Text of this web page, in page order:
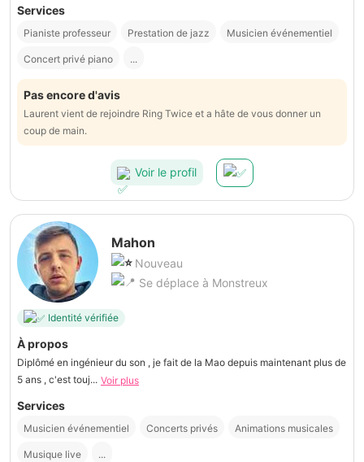
Services
Pianiste professeur Prestation de jazz Musicien événementiel
Concert privé piano ...
Pas encore d'avis
Laurent vient de rejoindre Ring Twice et a hâte de vous donner un
coup de main.
Voir le profil
Mahon
Nouveau
Se déplace à Monstreux
Identité vérifiée
À propos
Diplômé en ingénieur du son , je fait de la Mao depuis maintenant plus de
5 ans , c'est touj... Voir plus
Services
Musicien événementiel Concerts privés Animations musicales
Musique live ...